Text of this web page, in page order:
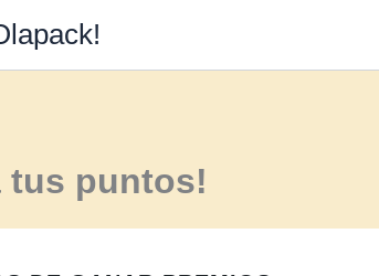
tus puntos!